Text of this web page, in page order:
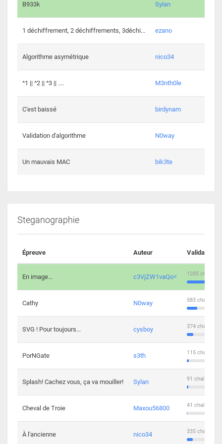
B933k Sylan
1 déchiffrement, 2 déchiffrements, 3déchi... ezano
Algorithme asymétrique nico34
^1 || ^2 || ^3 || .... M3nth0le
C'est baissé birdynam
Validation d'algorithme N0way
Un mauvais MAC bik3te
Steganographie
Épreuve Auteur Validations
En image... c3VjZW1vaQo= 1285
Cathy N0way 583
SVG ! Pour toujours... cysboy 374
PorNGate s3th 115
Splash! Cachez vous, ça va mouiller! Sylan 91
Cheval de Troie Maxou56800 41
À l'ancienne nico34 335